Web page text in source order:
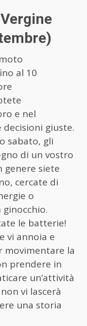
al 10
e nel
giuste.
sabato, gli
di un vostro
genere siete
cercate di
o
le batterie!
vi annoia e
movimentare la
prendere in
un’attività
vi lascerà
una storia